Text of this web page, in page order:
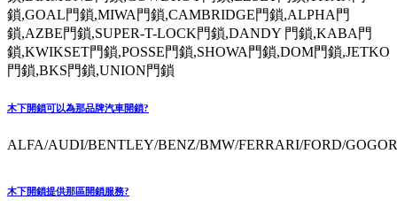
鎖,GOAL門鎖,MIWA門鎖,CAMBRIDGE門鎖,ALPHA門
鎖,AZBE門鎖,SUPER-T-LOCK門鎖,DANDY 門鎖,KABA門
鎖,KWIKSET門鎖,POSSE門鎖,SHOWA門鎖,DOM門鎖,JETKO
門鎖,BKS門鎖,UNION門鎖
木下開鎖可以為那品牌汽車開鎖?
ALFA/AUDI/BENTLEY/BENZ/BMW/FERRARI/FORD/
木下開鎖提供那區開鎖服務?